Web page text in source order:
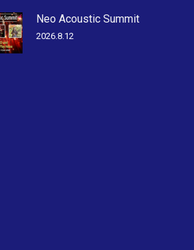
Neo Acoustic Summit
2026.8.12